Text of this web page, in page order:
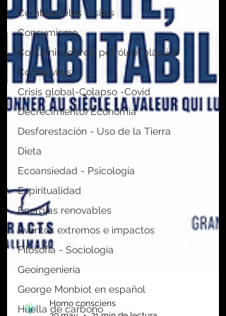
Combustibles fósiles
Consumismo
Contaminadores: petróleo, plástico
Coronavirus
Crisis global-Colapso -Covid
Decrecimiento/Economía
Desforestación - Uso de la Tierra
Dieta
Ecoansiedad - Psicología
Espiritualidad
Energías renovables
Eventos extremos e impactos
Filosofía - Sociología
Geoingeniería
George Monbiot en español
Huella de carbono